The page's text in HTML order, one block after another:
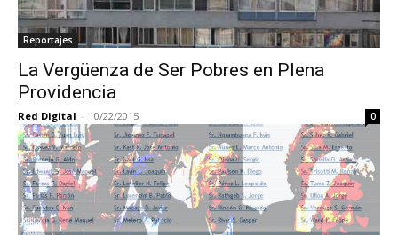
Reportajes
La Vergüenza de Ser Pobres en Plena
Providencia
Red Digital - 10/22/2015 0